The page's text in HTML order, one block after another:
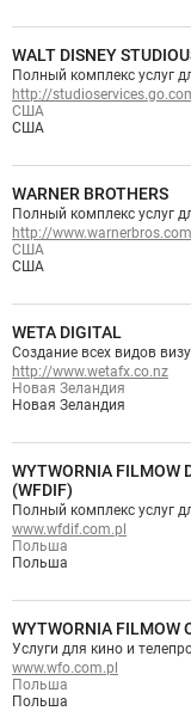
США
США
http://
WALT DISNEY
Полный комплекс услуг
США
США
http://www.warnerbros.com
WARNER BROTHERS
Полный комплекс услуг
Новая Зеландия
Новая Зеландия
http://www.wetafx.co.nz
WETA DIGITAL
Создание всех видов
Польша
Польша
www.wfdif.com.pl
WYTWORNIA FILMOW
(WFDIF)
Полный комплекс услуг
Польша
Польша
www.wfo.com.pl
WYTWORNIA FILMOW
Услуги для кино и